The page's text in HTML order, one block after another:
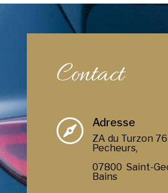
Contact
 Adresse
ZA du Turzon
Pecheurs,
07800 Saint-
Bains